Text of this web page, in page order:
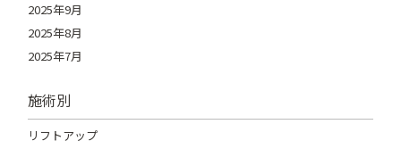
2025年9月
2025年8月
2025年7月
施術別
リフトアップ